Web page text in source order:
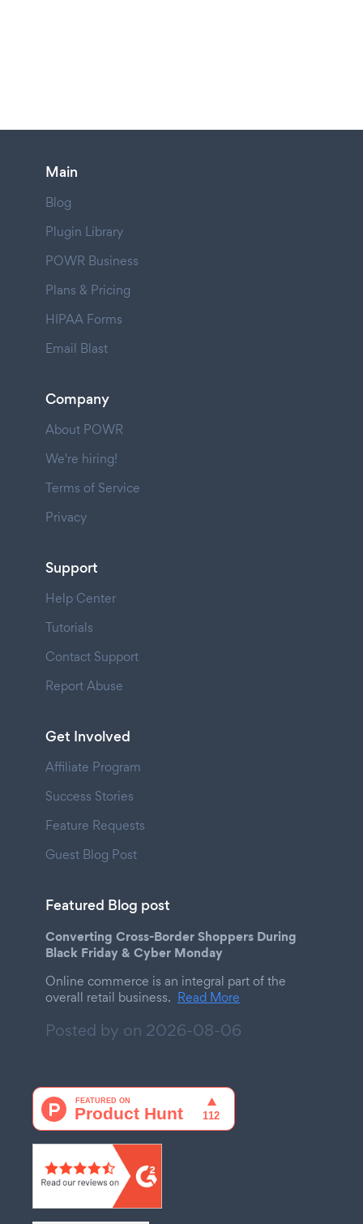
Main
Blog
Plugin Library
POWR Business
Plans & Pricing
HIPAA Forms
Email Blast
Company
About POWR
We're hiring!
Terms of Service
Privacy
Support
Help Center
Tutorials
Contact Support
Report Abuse
Get Involved
Affiliate Program
Success Stories
Feature Requests
Guest Blog Post
Featured Blog post
Converting Cross-Border Shoppers During
Black Friday & Cyber Monday
Online commerce is an integral part of the
overall retail business. Read More
Posted by on 2026-08-06